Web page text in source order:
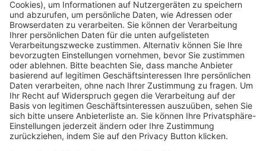
Pässe und Vereinswechsel
Trainerausbildung
Schulungsangebot Vereinsmitarbeiter
BFV-Geschäftsstellen
Trainerbörse
Login SpielPlus
FOLGE DEM BFV